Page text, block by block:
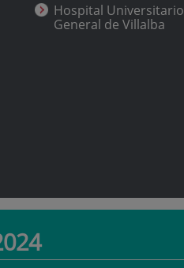
Hospital Universitario
General de Villalba